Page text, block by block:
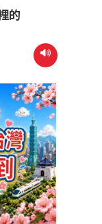
的